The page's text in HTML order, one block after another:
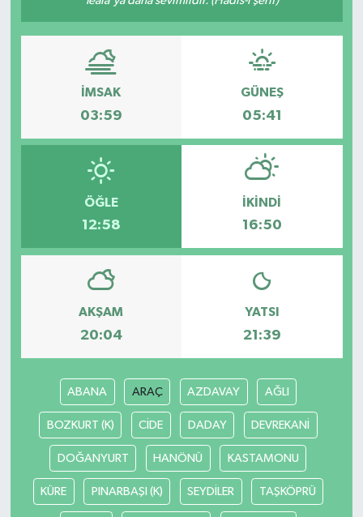
İMSAK
03:59
GÜNEŞ
05:41
ÖĞLE
12:58
İKINDI
16:50
AKŞAM
20:04
YATSI
21:39
ABANA ARAÇ AZDAVAY AĞLI
BOZKURT (K) CİDE DADAY DEVREKANİ
DOĞANYURT HANÖNÜ KASTAMONU
KÜRE PINARBAŞI (K) SEYDİLER TAŞKÖPRÜ